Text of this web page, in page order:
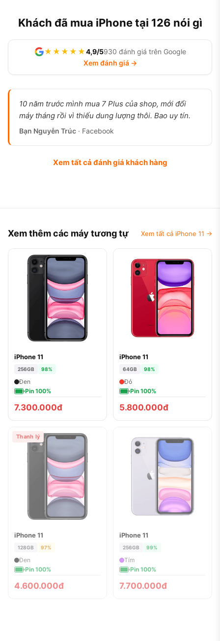
Khách đã mua iPhone tại 126 nói gì
★★★★★4,9/5930 đánh giá trên Google
Xem đánh giá →
10 năm trước mình mua 7 Plus của shop, mới đổi
máy tháng rồi vì thiếu dung lượng thôi. Bao uy tín.
Bạn Nguyễn Trúc · Facebook
Xem tất cả đánh giá khách hàng
Xem thêm các máy tương tự Xem tất cả iPhone 11 →
iPhone 11
256GB 98%
Đen
Pin 100%
7.300.000đ
iPhone 11
64GB 98%
Đỏ
Pin 100%
5.800.000đ
Thanh lý
ĐÃ BÁN
iPhone 11
128GB 97%
Đen
Pin 100%
4.600.000đ
ĐÃ BÁN
iPhone 11
256GB 99%
Tím
Pin 100%
7.700.000đ